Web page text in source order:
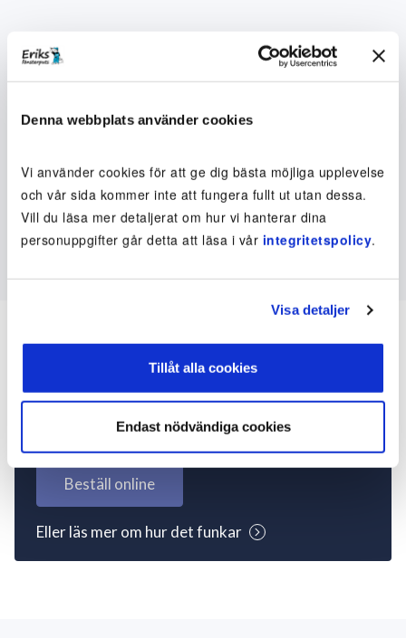
Denna webbplats använder cookies
Vi använder cookies för att ge dig bästa möjliga upplevelse
och vår sida kommer inte att fungera fullt ut utan dessa.
Vill du läsa mer detaljerat om hur vi hanterar dina
personuppgifter går detta att läsa i vår integritetspolicy.
Visa detaljer
Tillåt alla cookies
Endast nödvändiga cookies
Inte kund ännu? Kom
igång nu!
Beställ online
Eller läs mer om hur det funkar